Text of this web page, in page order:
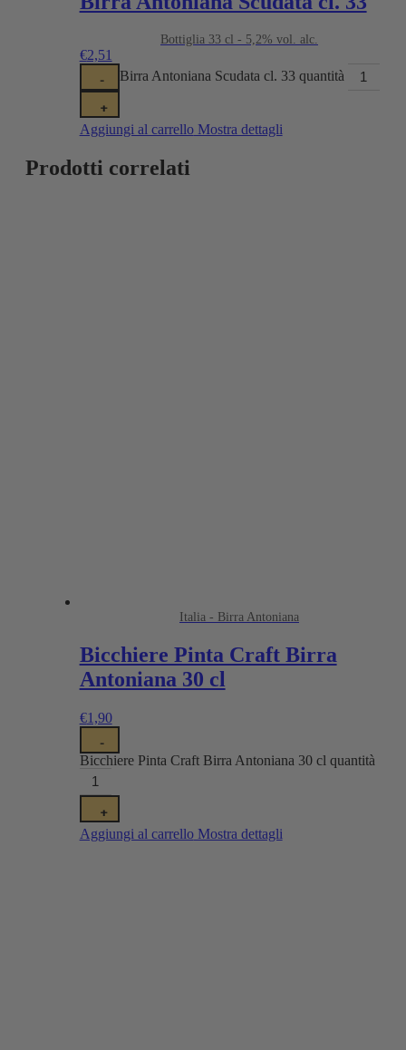
Bottiglia 33 cl - 5,2% vol. alc.
€2,51
- Birra Antoniana Scudata cl. 33 quantità
+
Aggiungi al carrelloMostra dettagli
Prodotti correlati
Italia - Birra Antoniana
Bicchiere Pinta Craft Birra
Antoniana 30 cl
€1,90
-
Bicchiere Pinta Craft Birra Antoniana 30 cl quantità
+
Aggiungi al carrelloMostra dettagli